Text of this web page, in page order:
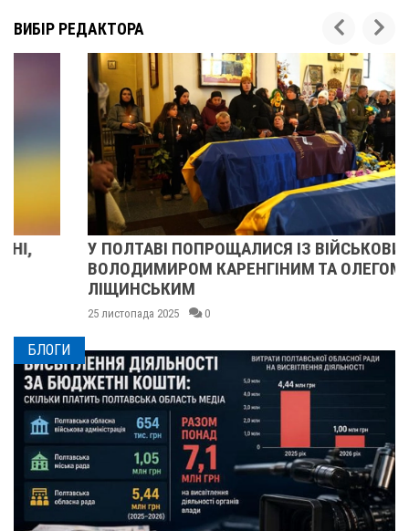
ВИБІР РЕДАКТОРА
У ПОЛТАВІ ПОПРОЩАЛИСЯ ІЗ ВІЙСЬКОВИМИ
ВОЛОДИМИРОМ КАРЕНГІНИМ ТА ОЛЕГОМ
ЛІЩИНСЬКИМ
25 листопада 2025 0
БЛОГИ